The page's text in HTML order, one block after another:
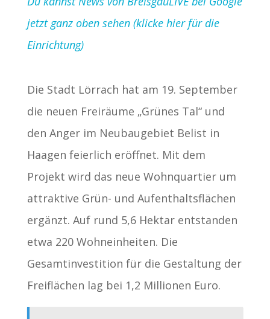
jetzt ganz oben sehen (klicke hier für die
Einrichtung)
Die Stadt Lörrach hat am 19. September
die neuen Freiräume „Grünes Tal“ und
den Anger im Neubaugebiet Belist in
Haagen feierlich eröffnet. Mit dem
Projekt wird das neue Wohnquartier um
attraktive Grün- und Aufenthaltsflächen
ergänzt. Auf rund 5,6 Hektar entstanden
etwa 220 Wohneinheiten. Die
Gesamtinvestition für die Gestaltung der
Freiflächen lag bei 1,2 Millionen Euro.